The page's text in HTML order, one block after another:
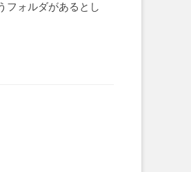
フォルダがあるとし